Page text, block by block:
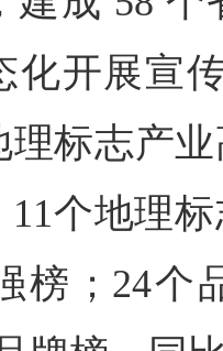
化开展宣
理标志产
11个地理
榜；24个